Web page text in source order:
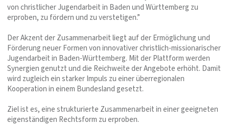
von christlicher Jugendarbeit in Baden und Württemberg zu
erproben, zu fördern und zu verstetigen.”
Der Akzent der Zusammenarbeit liegt auf der Ermöglichung und
Förderung neuer Formen von innovativer christlich-missionarischer
Jugendarbeit in Baden-Württemberg. Mit der Plattform werden
Synergien genutzt und die Reichweite der Angebote erhöht. Damit
wird zugleich ein starker Impuls zu einer überregionalen
Kooperation in einem Bundesland gesetzt.
Ziel ist es, eine strukturierte Zusammenarbeit in einer geeigneten
eigenständigen Rechtsform zu erproben.